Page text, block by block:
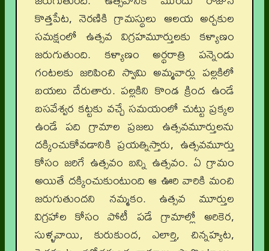
కొత్తపేట, నెరణికి గ్రామస్థులు ఆలయ అర్చకుల
సమక్షంలో ఉత్సవ విగ్రహమూర్తులకు కళ్యాణం
జరుగుతుంది. కళ్యాణం అర్థరాత్రి పన్నెండు
గంటలకు జరిపించి స్వామి అమ్మవార్లు పల్లకిలో
బయలు దేరుతారు. పల్లకిని కొండ క్రింద ఉండే
బసవేశ్వర కట్టకు వచ్చే సమయంలో చుట్టు ప్రక్కల
ఉండే పది గ్రామాల ప్రజలు ఉత్సవమూర్తులను
దక్కించుకోవడానికి ప్రయత్నిస్తారు, ఉత్సవమూర్తు
కోసం జరిగే ఉత్సవం బన్ని ఉత్సవం. ఏ గ్రామం
అయితే దక్కించుకుంటుంది ఆ ఊరి వారికి మంచి
జరుగుతుందని నమ్మకం. ఉత్సవ మూర్తుల
విగ్రహాల కోసం పోటీ పడే గ్రామాల్లో అరికెర,
సుళ్ళవాయి, కురుకుంద, ఎలార్తి, చిన్నహ్యట,